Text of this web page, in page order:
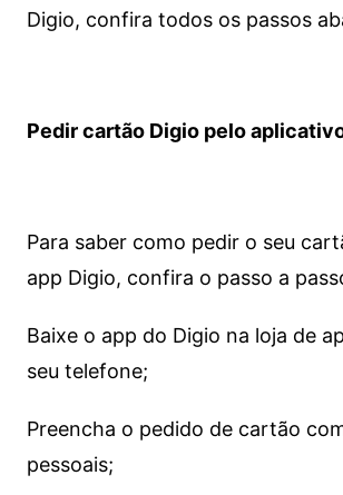
Digio, confira todos os passos
Pedir cartão Digio pelo
Para saber como pedir o seu
app Digio, confira o passo a
Baixe o app do Digio na loja de
seu telefone;
Preencha o pedido de cartão
pessoais;